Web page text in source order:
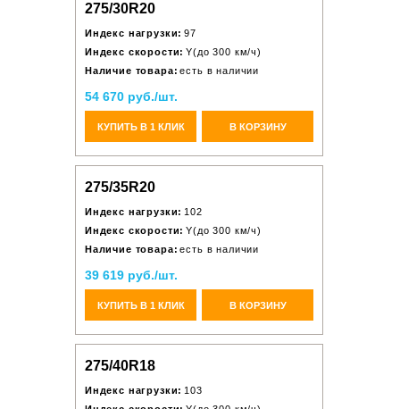
275/30R20
Индекс нагрузки: 97
Индекс скорости: Y(до 300 км/ч)
Наличие товара: есть в наличии
54 670 руб./шт.
КУПИТЬ В 1 КЛИК В КОРЗИНУ
275/35R20
Индекс нагрузки: 102
Индекс скорости: Y(до 300 км/ч)
Наличие товара: есть в наличии
39 619 руб./шт.
КУПИТЬ В 1 КЛИК В КОРЗИНУ
275/40R18
Индекс нагрузки: 103